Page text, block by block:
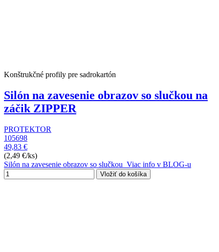
Konštrukčné profily pre sadrokartón
Silón na zavesenie obrazov so slučkou na
záčik ZIPPER
PROTEKTOR
105698
49,83 €
(2,49 €/ks)
Silón na zavesenie obrazov so slučkou Viac info v BLOG-u
Vložiť do košíka